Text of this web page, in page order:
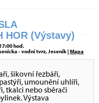
HOR (Výstavy)
hod.
- vodní tvrz, Jeseník |Mapa
šikovní řezbáři,
umounění uhlíři,
tkalci nebo sběrači
Výstava